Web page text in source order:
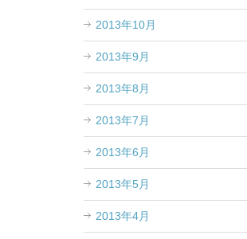
2013年10月
2013年9月
2013年8月
2013年7月
2013年6月
2013年5月
2013年4月